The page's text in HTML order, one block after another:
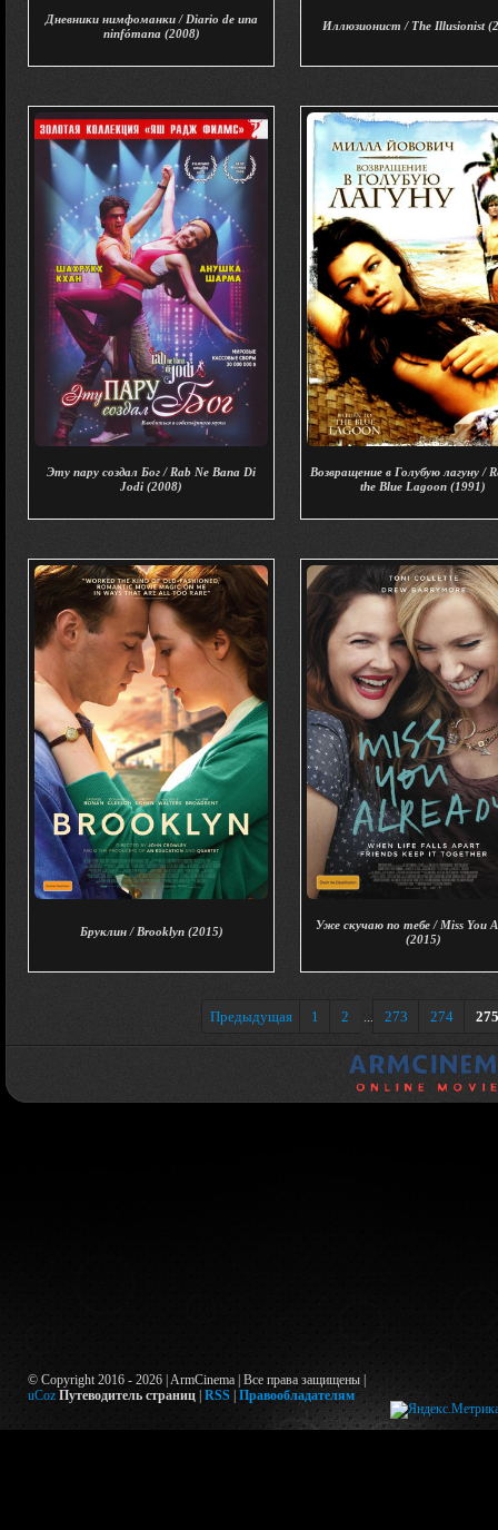
Дневники нимфоманки / Diario de una
ninfómana (2008)
Иллюзионист / The Illusionist
Эту пару создал Бог / Rab Ne Bana Di
Jodi (2008)
Возвращение в Голубую лагуну /
the Blue Lagoon (1991)
Бруклин / Brooklyn (2015)
Уже скучаю по тебе / Miss You
(2015)
Предыдущая 1 2 ... 273 274 275
© Copyright 2016 - 2026 | ArmCinema | Все права защищены |
uCoz Путеводитель страниц RSS Правообладателям